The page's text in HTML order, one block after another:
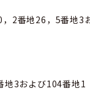
2番地26，5番地3
3および104番地1